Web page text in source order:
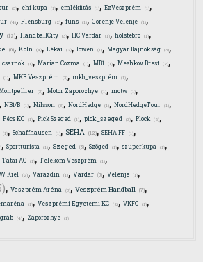
(3), ehf kupa (1), emlékfitás (1), EzVeszprém (1),
(4), Flensburg (2), funs (1), Gorenje Velenje (1),
(12), HandballCity (3), HC Vardar (1), holstebro (1),
(6), Köln (4), Lékai (2), löwen (1), Magyar Bajnokság (3),
csarnok (1), Marian Cozma (1), MB1 (1), Meshkov Brest (2),
(1), MKB Veszprém (3), mkb_veszprém (1),
(3), Motor Zaporozhye (1), motw (1),
, NB1/B (1), Nilsson (3), NordHedge (1), NordHedgeTour (1),
Pécs KC (1), Pick Szeged (1), pick_szeged (3), Plock (2),
(1), Schaffhausen (1), SEHA (12), SEHA FF (1),
, Sportturista (1), Szeged (5), Szöged (1), szuperkupa (1),
Tatai AC (1), Telekom Veszprém (1),
Kiel (2), Varazdin (1), Vardar (5), Velenje (1),
, Veszprém Aréna (3), Veszprém Handball (7),
(1), Veszprémi Egyetemi KC (2), VKFC (1),
(4), Zaporozhye (1)